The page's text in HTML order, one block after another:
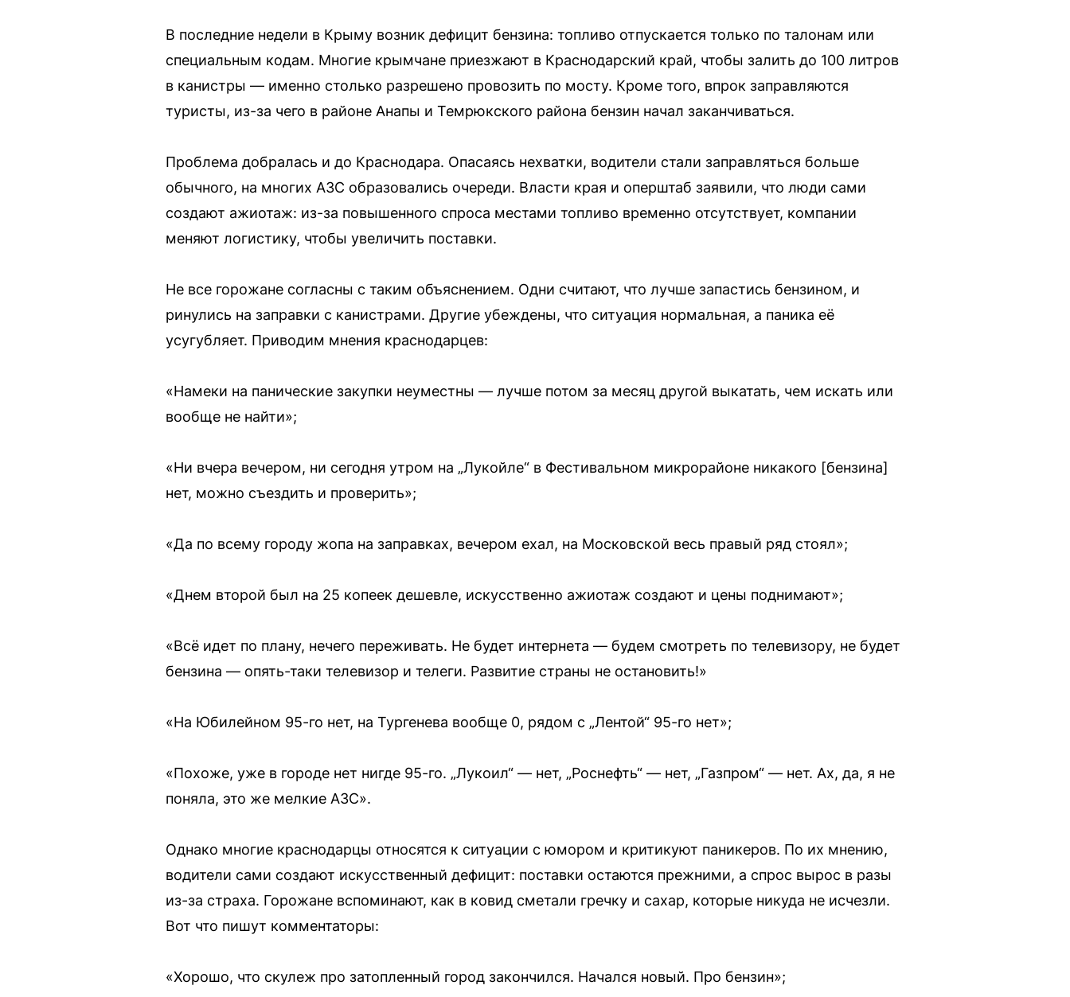
В последние недели в Крыму возник дефицит бензина: топливо отпускается только по талонам или
специальным кодам. Многие крымчане приезжают в Краснодарский край, чтобы залить до 100 литров
в канистры — именно столько разрешено провозить по мосту. Кроме того, впрок заправляются
туристы, из-за чего в районе Анапы и Темрюкского района бензин начал заканчиваться.
Проблема добралась и до Краснодара. Опасаясь нехватки, водители стали заправляться больше
обычного, на многих АЗС образовались очереди. Власти края и оперштаб заявили, что люди сами
создают ажиотаж: из-за повышенного спроса местами топливо временно отсутствует, компании
меняют логистику, чтобы увеличить поставки.
Не все горожане согласны с таким объяснением. Одни считают, что лучше запастись бензином, и
ринулись на заправки с канистрами. Другие убеждены, что ситуация нормальная, а паника её
усугубляет. Приводим мнения краснодарцев:
«Намеки на панические закупки неуместны — лучше потом за месяц другой выкатать, чем искать или
вообще не найти»;
«Ни вчера вечером, ни сегодня утром на „Лукойле“ в Фестивальном микрорайоне никакого [бензина]
нет, можно съездить и проверить»;
«Да по всему городу жопа на заправках, вечером ехал, на Московской весь правый ряд стоял»;
«Днем второй был на 25 копеек дешевле, искусственно ажиотаж создают и цены поднимают»;
«Всё идет по плану, нечего переживать. Не будет интернета — будем смотреть по телевизору, не будет
бензина — опять-таки телевизор и телеги. Развитие страны не остановить!»
«На Юбилейном 95-го нет, на Тургенева вообще 0, рядом с „Лентой“ 95-го нет»;
«Похоже, уже в городе нет нигде 95-го. „Лукоил“ — нет, „Роснефть“ — нет, „Газпром“ — нет. Ах, да, я не
поняла, это же мелкие АЗС».
Однако многие краснодарцы относятся к ситуации с юмором и критикуют паникеров. По их мнению,
водители сами создают искусственный дефицит: поставки остаются прежними, а спрос вырос в разы
из-за страха. Горожане вспоминают, как в ковид сметали гречку и сахар, которые никуда не исчезли.
Вот что пишут комментаторы:
«Хорошо, что скулеж про затопленный город закончился. Начался новый. Про бензин»;